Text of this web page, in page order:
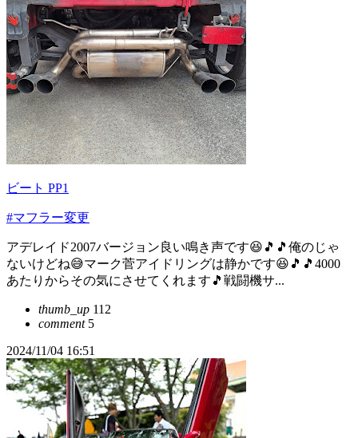
ビート PP1
#マフラー変更
アデレイド2007バージョン良い鳴き声です😆🎵🎵俺のじゃ
ないけどね😅マーク菅アイドリングは静かです😆🎵🎵4000
あたりからその気にさせてくれます🎵戦闘機サ...
thumb_up 112
comment5
2024/11/04 16:51